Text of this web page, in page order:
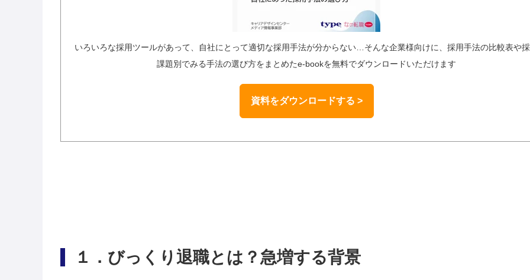
いろいろな採用ツールがあって、自社にとって適切な採用手法が分からない…そんな企業様向けに、採用手法の比較表や
課題別でみる手法の選び方をまとめたe-bookを無料でダウンロードいただけます
資料をダウンロードする >
１ ．びっくり退職とは？急増する背景